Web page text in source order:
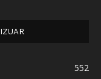
552